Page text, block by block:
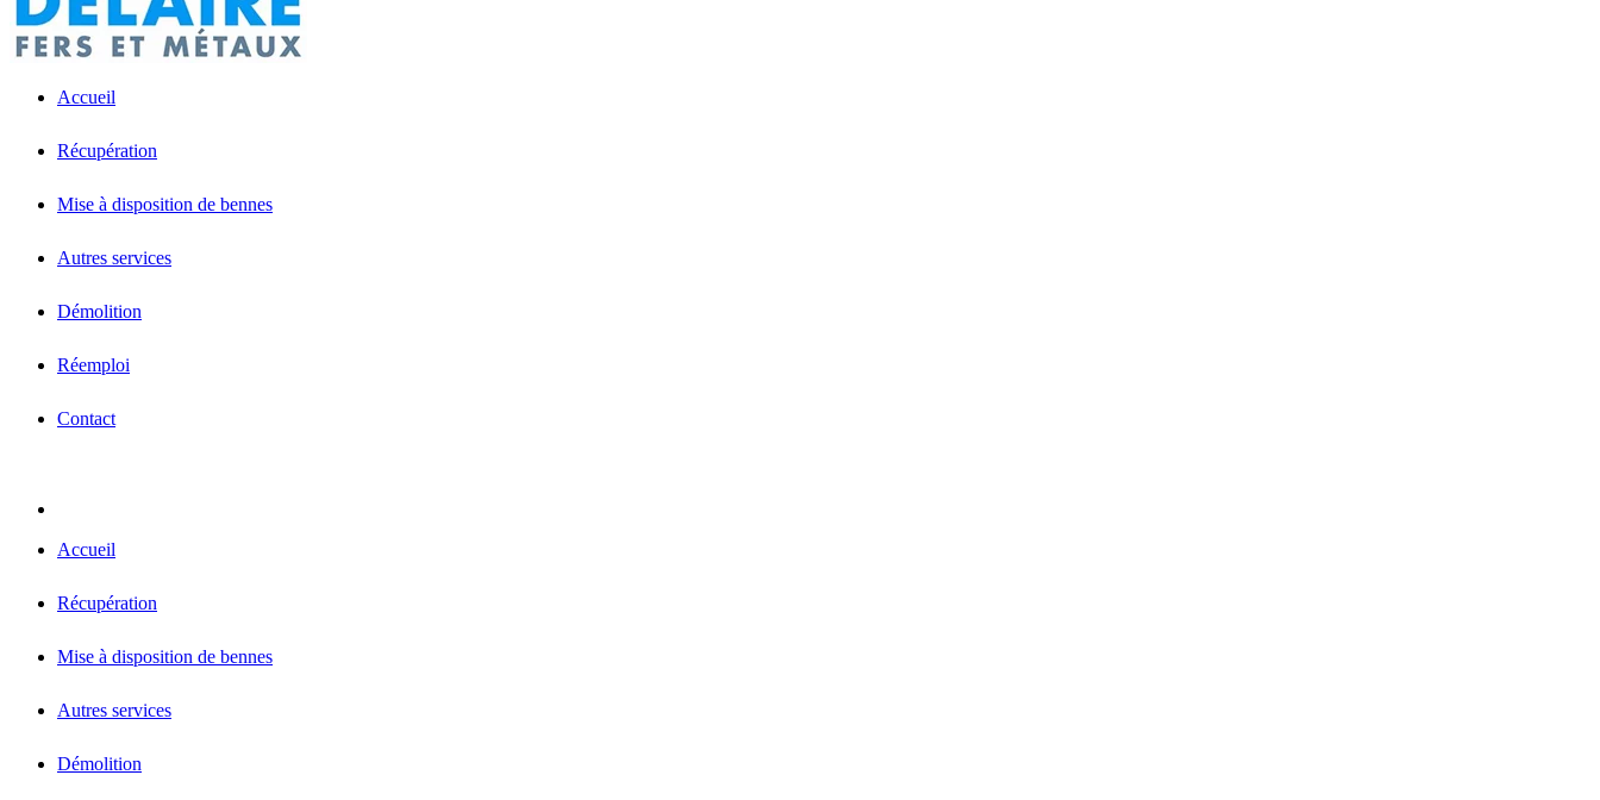
Accueil
Récupération
Mise à disposition de bennes
Autres services
Démolition
Réemploi
Contact
Accueil
Récupération
Mise à disposition de bennes
Autres services
Démolition